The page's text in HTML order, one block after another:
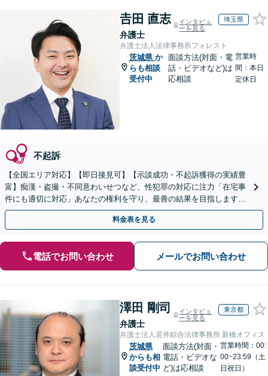
𠮷田 直志
弁護士
インタビュ
ーを見る
埼玉県
弁護士法人法律事務所フォレスト
茨城県 か
らも相談
受付中
面談方法(対面・電
話・ビデオなど)は
応相談
営業時
間：本日
定休日
不起訴
【全国エリア対応】【即日接見可】【示談成功・不起訴獲得の実績豊
富】痴漢・盗撮・不同意わいせつなど、性犯罪の対応に注力「在宅事
件にも適切に対応」あなたの権利を守り、最善の結果を目指します
「少年事件の実績多数／少年の特性を考慮した適切な対応」
料金表を見る
電話でお問い合わせ メールでお問い合わせ
澤田 剛司
弁護士
インタビュ
ーを見る
東京都
弁護士法人若井綜合法律事務所 新橋オフィス
茨城県
からも相
談受付中
面談方法(対面・
電話・ビデオな
ど)は応相談
営業時間：00:
00~23:59（土
日祝日）